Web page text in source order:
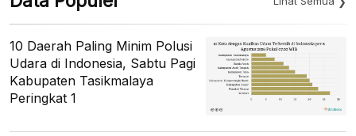
10 Daerah Paling Minim Polusi
Udara di Indonesia, Sabtu Pagi
Kabupaten Tasikmalaya
Peringkat 1